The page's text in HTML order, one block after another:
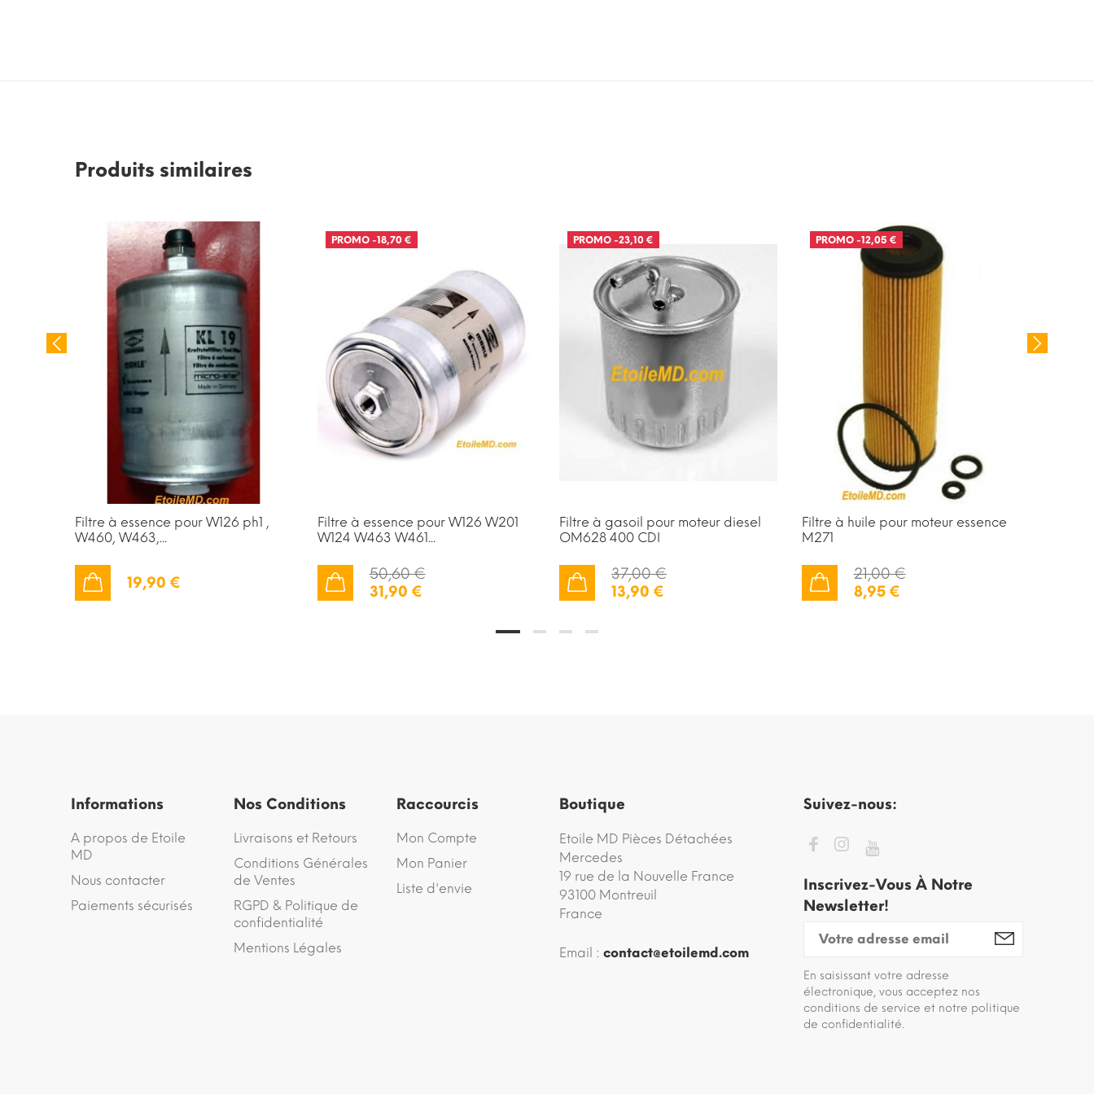
Produits similaires
Filtre à essence pour W126 ph1 ,
W460, W463,...
19,90 €
PROMO-18,70 €
Filtre à essence pour W126 W201
W124 W463 W461...
50,60 €
31,90 €
PROMO -23,10 €
Filtre à gasoil pour moteur diesel
OM628 400 CDI
37,00 €
13,90 €
PROMO-12,05 €
Filtre à huile pour moteur essence
M271
21,00 €
8,95 €
Informations
A propos de Etoile
MD
Nous contacter
Paiements sécurisés
Nos Conditions
Livraisons et Retours
Conditions Générales
de Ventes
RGPD & Politique de
confidentialité
Mentions Légales
Raccourcis
Mon Compte
Mon Panier
Liste d'envie
Boutique
Etoile MD Pièces Détachées
Mercedes
19 rue de la Nouvelle France
93100 Montreuil
France
Email : contact@etoilemd.com
Suivez-nous:
Inscrivez-Vous À Notre
Newsletter!
En saisissant votre adresse
électronique, vous acceptez nos
conditions de service et notre politique
de confidentialité.